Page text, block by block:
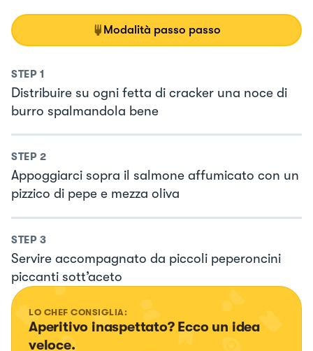
Modalità passo passo
STEP 1
Distribuire su ogni fetta di cracker una noce di
burro spalmandola bene
STEP 2
Appoggiarci sopra il salmone affumicato con un
pizzico di pepe e mezza oliva
STEP 3
Servire accompagnato da piccoli peperoncini
piccanti sott’aceto
LO CHEF CONSIGLIA:
Aperitivo inaspettato? Ecco un idea
veloce.